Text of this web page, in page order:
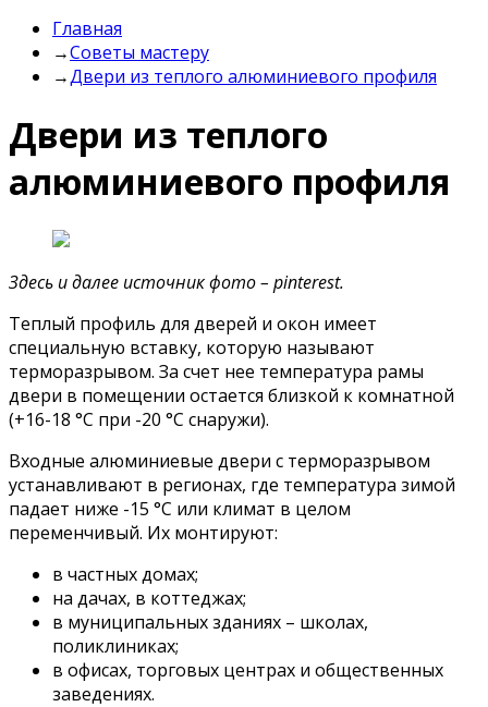
Главная
→Советы мастеру
→Двери из теплого алюминиевого профиля
Двери из теплого
алюминиевого профиля
Здесь и далее источник фото – pinterest.
Теплый профиль для дверей и окон имеет
специальную вставку, которую называют
терморазрывом. За счет нее температура рамы
двери в помещении остается близкой к комнатной
(+16-18 °С при -20 °С снаружи).
Входные алюминиевые двери с терморазрывом
устанавливают в регионах, где температура зимой
падает ниже -15 °С или климат в целом
переменчивый. Их монтируют:
в частных домах;
на дачах, в коттеджах;
в муниципальных зданиях – школах,
поликлиниках;
в офисах, торговых центрах и общественных
заведениях.